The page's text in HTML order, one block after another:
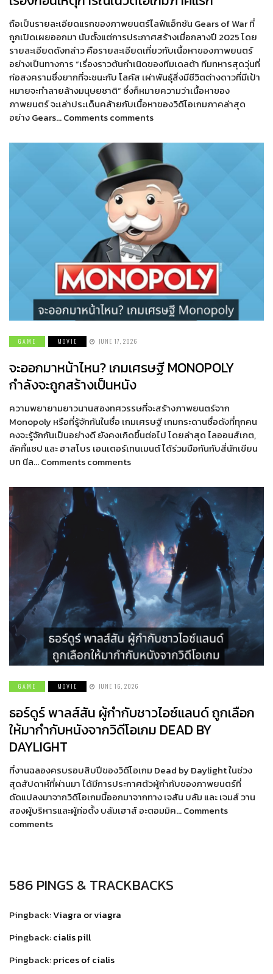
ถือเป็นรายละเอียดแรกของภาพยนตร์ไลฟ์แอ็กชัน Gears of War ที่
ถูกเปิดเผยออกมา นับตั้งแต่การประกาศสร้างเมื่อกลางปี 2025 โดย
รายละเอียดดังกล่าว คือรายละเอียดเกี่ยวกับเนื้อหาของภาพยนตร์
อย่างเป็นทางการ “เรื่องราวต้นกำเนิดของทีมเดลต้า ทีมทหารสุดวุ่นที่
ก่อสงครามซึ่งยากที่จะชนะกับ โลคัส เผ่าพันธุ์สิ่งมีชีวิตต่างดาวที่มีเป้า
หมายจะทำลายล้างมนุษยชาติ” ซึ่งก็หมายความว่าเนื้อหาของ
ภาพยนตร์ จะเล่าประเด็นคล้ายกับเนื้อหาของวิดีโอเกมภาคล่าสุด
อย่าง Gears… Comments comments
GAME MOVIE JUNE 17, 2026
จะออกมาหน้าไหน? เกมเศรษฐี MONOPOLY
กำลังจะถูกสร้างเป็นหนัง
ความพยายามยาวนานสองทศวรรษที่จะสร้างภาพยนตร์จาก
Monopoly หรือที่รู้จักกันในชื่อ เกมเศรษฐี เกมกระดานชื่อดังที่ทุกคน
คงจะรู้จักกันเป็นอย่างดี ยังคงเกิดขึ้นต่อไป โดยล่าสุด ไลออนส์เกต,
ลัคกี้แชป และ ฮาสโบร เอนเตอร์เทนเมนต์ ได้ร่วมมือกันกับสี่นักเขียน
บท นีล… Comments comments
GAME MOVIE JUNE 16, 2026
ธอร์ดูร์ พาลส์สัน ผู้กำกับชาวไอซ์แลนด์ ถูกเลือก
ให้มากำกับหนังจากวิดีโอเกม DEAD BY
DAYLIGHT
ที่งานฉลองครบรอบสิบปีของวิดีโอเกม Dead by Daylight ในช่วง
สุดสัปดาห์ที่ผ่านมา ได้มีการประกาศตัวผู้กำกับของภาพยนตร์ที่
ดัดแปลงมาจากวิดีโอเกมนี้ออกมาจากทาง เจสัน บลัม และ เจมส์ วาน
สองผู้บริหารและผู้ก่อตั้ง บลัมเฮาส์ อะตอมมิค… Comments
comments
586 PINGS & TRACKBACKS
Pingback:Viagra or viagra
Pingback:cialis pill
Pingback:prices of cialis